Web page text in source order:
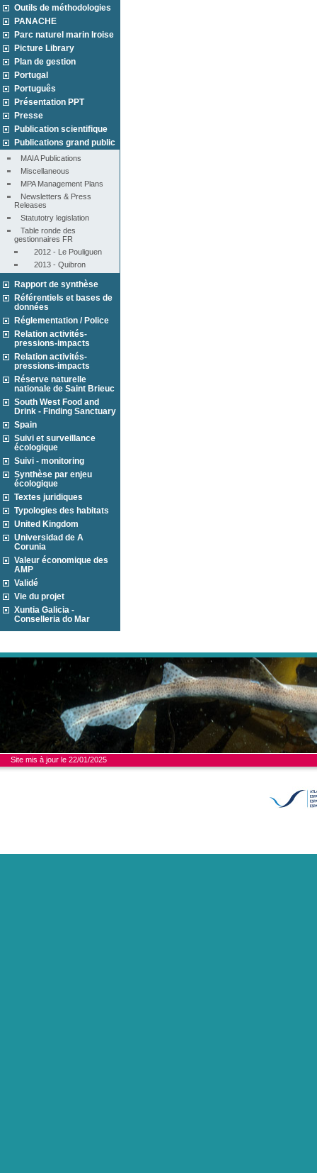
Outils de méthodologies
PANACHE
Parc naturel marin Iroise
Picture Library
Plan de gestion
Portugal
Português
Présentation PPT
Presse
Publication scientifique
Publications grand public
MAIA Publications
Miscellaneous
MPA Management Plans
Newsletters & Press
Releases
Statutotry legislation
Table ronde des
gestionnaires FR
2012 - Le Pouliguen
2013 - Quibron
Rapport de synthèse
Référentiels et bases de
données
Réglementation / Police
Relation activités-
pressions-impacts
Relation activités-
pressions-impacts
Réserve naturelle
nationale de Saint Brieuc
South West Food and
Drink - Finding Sanctuary
Spain
Suivi et surveillance
écologique
Suivi - monitoring
Synthèse par enjeu
écologique
Textes juridiques
Typologies des habitats
United Kingdom
Universidad de A
Corunia
Valeur économique des
AMP
Validé
Vie du projet
Xuntia Galicia -
Conselleria do Mar
Site mis à jour le 22/01/2025